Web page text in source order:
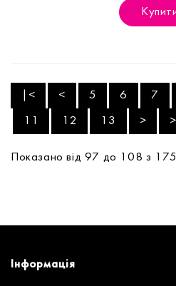
|< < 5 6 7
12 13 >
Показано від 97 до 108 з
Інформація